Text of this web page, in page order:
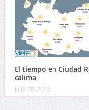
El tiempo en Ciudad
calima
julio 28, 2026